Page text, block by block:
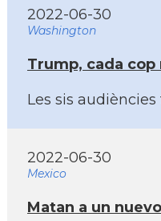
2022-06-30
Washington
Trump, cada
Les sis
2022-06-30
Mexico
Matan a un